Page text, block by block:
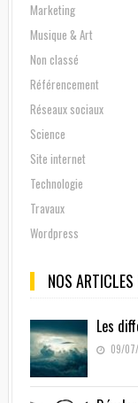
Marketing
Musique & Art
Non classé
Référencement
Réseaux sociaux
Science
Site internet
Technologie
Travaux
Wordpress
NOS ARTICLES
Les
09/